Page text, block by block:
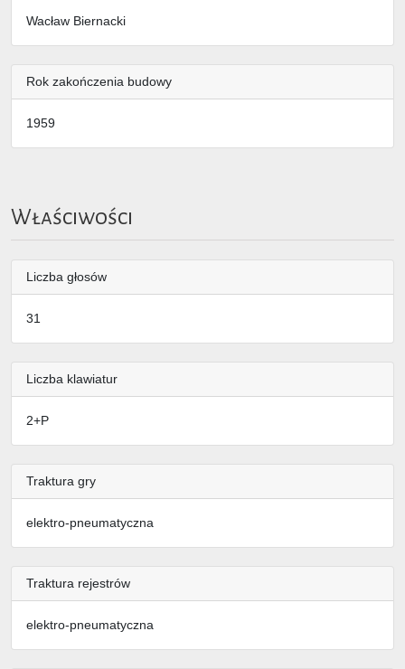
Wacław Biernacki
Rok zakończenia budowy
1959
Właściwości
Liczba głosów
31
Liczba klawiatur
2+P
Traktura gry
elektro-pneumatyczna
Traktura rejestrów
elektro-pneumatyczna